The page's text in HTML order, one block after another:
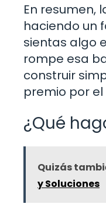
En resumen,
haciendo un
sientas algo
rompe esa
construir
premio por el
¿Qué
Quizás
y Soluciones